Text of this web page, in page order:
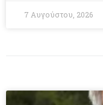
7 Αυγούστου, 2026